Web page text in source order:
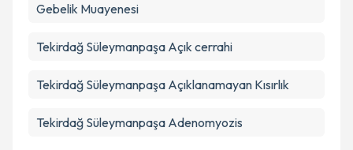
Gebelik Muayenesi
Tekirdağ Süleymanpaşa Açık cerrahi
Tekirdağ Süleymanpaşa Açıklanamayan Kısırlık
Tekirdağ Süleymanpaşa Adenomyozis